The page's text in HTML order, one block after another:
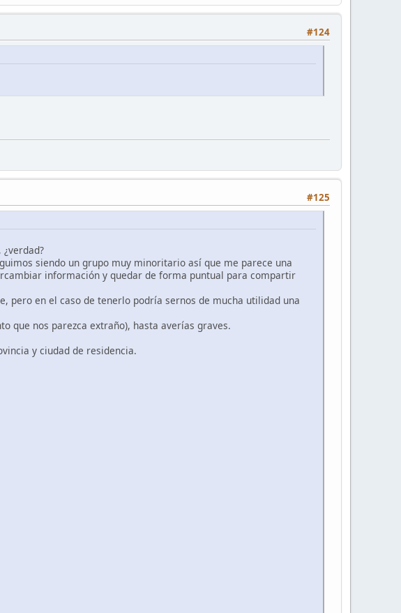
#124
#125
siendo un grupo muy minoritario así que me parece una
información y quedar de forma puntual para compartir
pero en el caso de tenerlo podría sernos de mucha utilidad una
que nos parezca extraño), hasta averías graves.
y ciudad de residencia.